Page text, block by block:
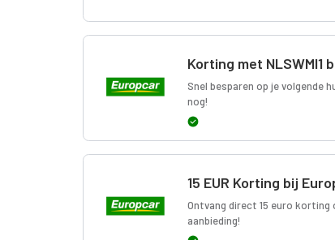
Korting met NLSWMI1
Snel besparen op je volgende
nog!
15 EUR Korting bij
Ontvang direct 15 euro korting
aanbieding!